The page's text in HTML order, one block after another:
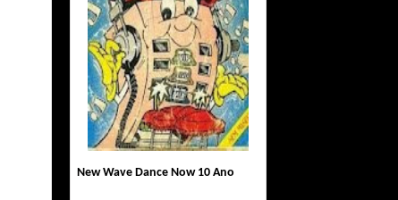
New Wave Dance Now 10 Ano